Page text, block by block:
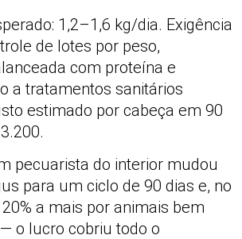
1,2–1,6 kg/dia. Exigência
de lotes por peso,
com proteína e
a tratamentos sanitários
estimado por cabeça em 90
pecuarista do interior mudou
para um ciclo de 90 dias e, no
a mais por animais bem
o lucro cobriu todo o